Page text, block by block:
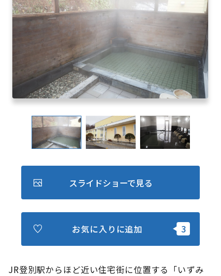
アクセス
キュンちゃんオンラインショップ
北海道はやわかり
旅のテーマで探す
7つの国立公園
さっぽろ圏e旅ギフト
JR登別駅からほど近い住宅街に位置する「いずみ
スライドショーで見る
お気に入りに追加